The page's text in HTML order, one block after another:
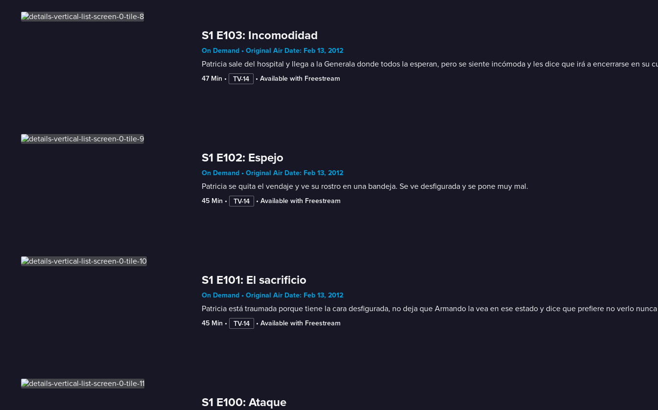
S1 E103: Incomodidad
On Demand • Original Air Date: Feb 13, 2012
Patricia sale del hospital y llega a la Generala donde todos la esperan, pero se siente incómoda y les dice que irá a encerrarse en su
47 Min • TV-14 • Available with Freestream
S1 E102: Espejo
On Demand • Original Air Date: Feb 13, 2012
Patricia se quita el vendaje y ve su rostro en una bandeja. Se ve desfigurada y se pone muy mal.
45 Min • TV-14 • Available with Freestream
S1 E101: El sacrificio
On Demand • Original Air Date: Feb 13, 2012
Patricia está traumada porque tiene la cara desfigurada, no deja que Armando la vea en ese estado y dice que prefiere no verlo nunca
45 Min • TV-14 • Available with Freestream
S1 E100: Ataque